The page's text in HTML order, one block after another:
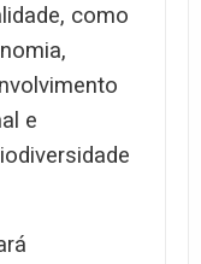
como
e